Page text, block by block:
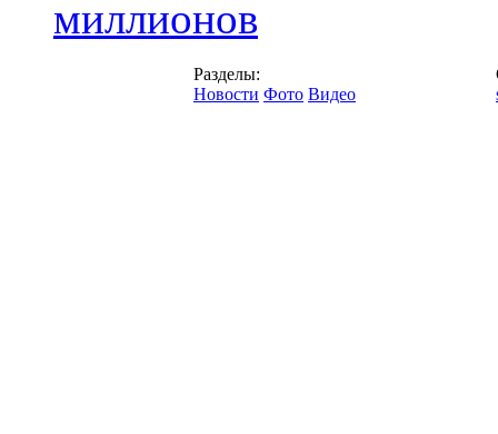
миллионов
Разделы:
Новости Фото Видео